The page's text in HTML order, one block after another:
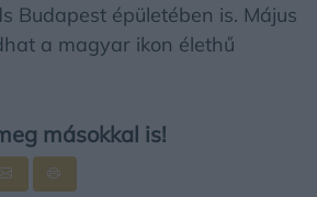
Budapest épületében is. Május
a magyar ikon élethű
másokkal is!